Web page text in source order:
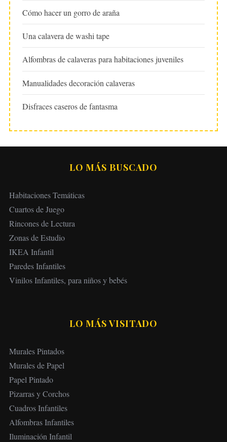
Cómo hacer un gorro de araña
Una calavera de washi tape
Alfombras de calaveras para habitaciones juveniles
Manualidades decoración calaveras
Disfraces caseros de fantasma
LO MÁS BUSCADO
Habitaciones Temáticas
Cuartos de Juego
Rincones de Lectura
Zonas de Estudio
IKEA Infantil
Paredes Infantiles
Vinilos Infantiles, para niños y bebés
LO MÁS VISITADO
Murales Pintados
Murales de Papel
Papel Pintado
Pizarras y Corchos
Cuadros Infantiles
Alfombras Infantiles
Iluminación Infantil